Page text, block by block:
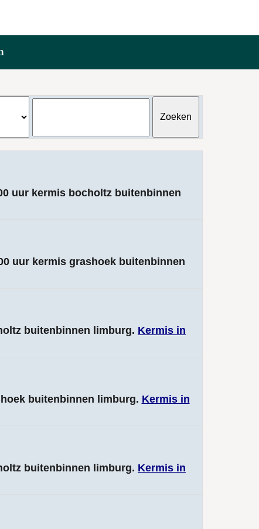
uur kermis bocholtz buitenbinnen
uur kermis grashoek buitenbinnen
buitenbinnen limburg. Kermis in
buitenbinnen limburg. Kermis in
buitenbinnen limburg. Kermis in